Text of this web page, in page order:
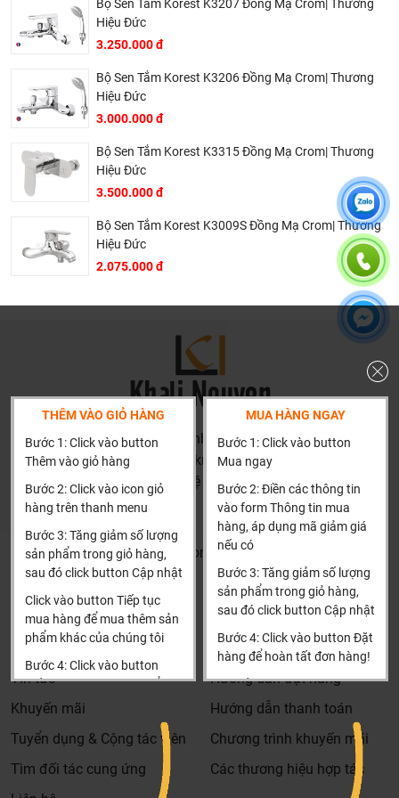
riêng cho ngành nghề này nó thực sự cần thiết và có giá
trị với khách hàng, điều đó giúp chúng tôi là đơn vị có giá
bán tốt nhất trong thị trường so với sản phẩm + dịch vụ
mà khách hàng nhận được. Bời vì Khali Nguyễn muốn
trở thành tri kỷ của ngôi nhà bạn.
Dịch vụ riêng của Khali Nguyễn dành cho khách hàng:
Khảo sát công trình, để hỗ trợ khách hàng chọn sản
phẩm đúng và phù hợp cũng như đưa ra các lời
khuyên, chú ý, hoặc chỉ ra các vấn khổng ổn nếu có
hoàn toàn miễn phí.
Bảo trì sản phẩm lên tới 5 năm, tặng các phụ kiện hao
mòn và thay thế miễn phí.
Bảo trì kiểm tra sản phẩm trước khi hết hạn bảo hành
kể cả sản phẩm có lên đên 5 năm hay 10 năm bảo
hành miễn phí, Khali Nguyễn sẽ liên hệ để bảo trì và
kiểm tra khi đến hạn, khách hàng không phải ghi nhớ
hay lưu thông tin gì cả.
Khali Nguyễn - Tri kỷ của ngôi nhà bạn!
Bộ Sen Tắm Korest K3207 Đồng Mạ Crom| Thương
Hiệu Đức
3.250.000 đ
Bộ Sen Tắm Korest K3206 Đồng Mạ Crom| Thương
Hiệu Đức
3.000.000 đ
Bộ Sen Tắm Korest K3315 Đồng Mạ Crom| Thương
Hiệu Đức
3.500.000 đ
Bộ Sen Tắm Korest K3009S Đồng Mạ Crom| Thương
Hiệu Đức
2.075.000 đ
THÊM VÀO GIỎ HÀNG
Bước 1: Click vào button
Thêm vào giỏ hàng
Bước 2: Click vào icon giỏ
hàng trên thanh menu
Bước 3: Tăng giảm số lượng
sản phẩm trong giỏ hàng,
sau đó click button Cập nhật
Click vào button Tiếp tục
mua hàng để mua thêm sản
phẩm khác của chúng tôi
Bước 4: Click vào button
Tiến hành thanh toán để
thanh toán đơn hàng của
Xin cảm ơn khách hàng!!!
MUA HÀNG NGAY
Bước 1: Click vào button
Mua ngay
Bước 2: Điền các thông tin
vào form Thông tin mua
hàng, áp dụng mã giảm giá
nếu có
Bước 3: Tăng giảm số lượng
sản phẩm trong giỏ hàng,
sau đó click button Cập nhật
Bước 4: Click vào button Đặt
hàng để hoàn tất đơn hàng!
Xin cảm ơn khách hàng!!!
HN: số 160 đường Văn Minh, Di Trạch, Hoài Đức, Hà Nội
(Cách đại học công nghiệp 1 km)
HCM và các tỉnh khác: Liên hệ hotline để được hướng dẫn
đặt hàng
Khalinguyen.vn@gmail.com
0904501766
Thông tin
Tìm đại lý & Hợp tác
Tin tức
Khuyến mãi
Tuyển dụng & Cộng tác viên
Tìm đối tác cung ứng
Thông tin thêm
Hướng dẫn mua hàng
Hướng dẫn đặt hàng
Hướng dẫn thanh toán
Chương trình khuyến mãi
Các thương hiệu hợp tác